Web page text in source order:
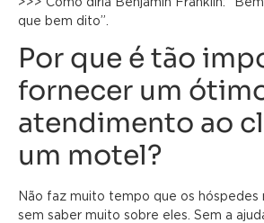
que bem dito”.
Por que é tão
fornecer um
atendimento ao
um motel?
Não faz muito tempo que os hóspedes
sem saber muito sobre eles. Sem a